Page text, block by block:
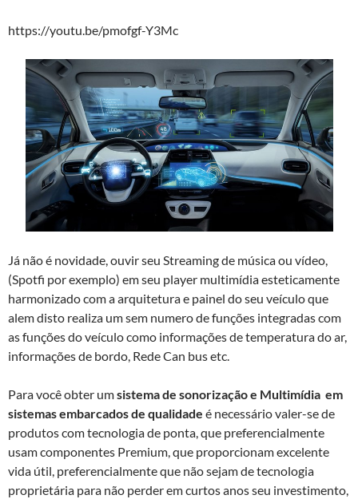
https://youtu.be/pmofgf-Y3Mc
Já não é novidade, ouvir seu Streaming de música ou vídeo,
(Spotfi por exemplo) em seu player multimídia esteticamente
harmonizado com a arquitetura e painel do seu veículo que
alem disto realiza um sem numero de funções integradas com
as funções do veículo como informações de temperatura do ar,
informações de bordo, Rede Can bus etc.
Para você obter umsistema de sonorização e Multimídia em
sistemas embarcados de qualidade é necessário valer-se de
produtos com tecnologia de ponta, que preferencialmente
usam componentes Premium, que proporcionam excelente
vida útil, preferencialmente que não sejam de tecnologia
proprietária para não perder em curtos anos seu investimento,